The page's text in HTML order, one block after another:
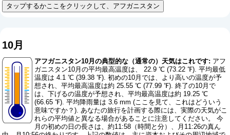
タップするかここをクリックして、アフガニスタン
10月
アフガニスタン10月の典型的な（通常の）天気はこれです: アフ
ガニスタン10月の平均最高温度は、 22.9 ℃ (73.22 ℉). 平均最低
温度は 4.1 ℃ (39.38 ℉). 初めの10月では、より高いの温度が予
想され、平均最高温度は約 25.55 ℃ (77.99 ℉). 終了の10月で
は、下げるの温度が予想され、平均最高温度は約 19.25 ℃
(66.65 ℉). 平均降雨量は 3.6 mm (ここを見て、これはどういう
意味ですか？). あなたの旅行を計画する際には、実際の天気がこ
れらの平均値と異なる場合があることに注意してください。 今
月の初めの日の長さは、約11:58（時間と分）、月11:26の真ん